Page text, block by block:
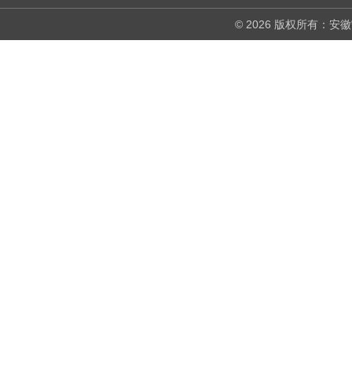
© 2026 版权所有：安